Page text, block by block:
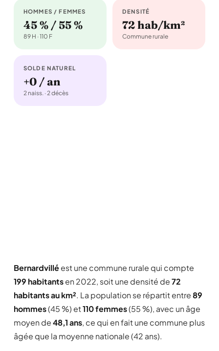
HOMMES / FEMMES
45 % / 55 %
89 H · 110 F
DENSITÉ
72 hab/km²
Commune rurale
SOLDE NATUREL
+0 / an
2 naiss. · 2 décès
Bernardvilléest une commune rurale qui compte
199 habitantsen 2022, soit une densité de72
habitants au km². La population se répartit entre89
hommes(45 %) et110 femmes(55 %), avec un âge
moyen de48,1 ans, ce qui en fait une commune plus
âgée que la moyenne nationale (42 ans).